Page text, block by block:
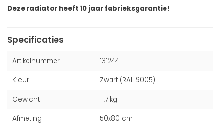
Deze radiator heeft 10 jaar fabrieksgarantie!
Specificaties
Artikelnummer 131244
Kleur Zwart (RAL 9005)
Gewicht 11,7 kg
Afmeting 50x80 cm